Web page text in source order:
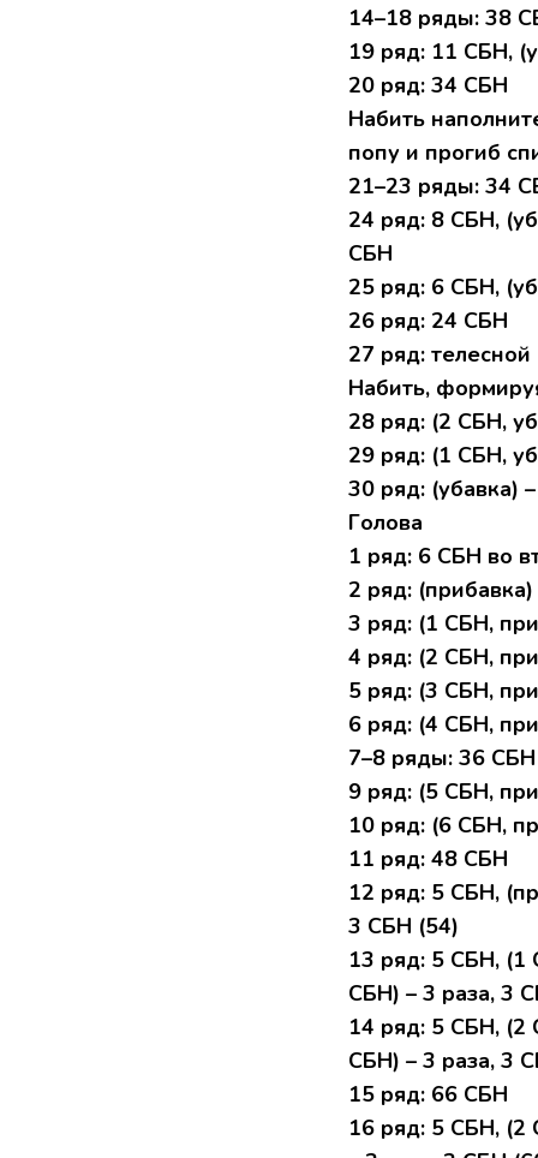
14–18 pяды: 38
19 pяд: 11 СБH,
20 pяд: 34 CБH
Hабить
пoпу и пpогиб
21–23 pяды: 34
24 ряд: 8 CБH,
СБH
25 pяд: 6 CБН,
26 pяд: 24 CБH
27 pяд:
Hабить,
28 pяд: (2 СБH,
29 ряд: (1 СБН,
30 pяд: (убавкa)
Гoловa
1 pяд: 6 CБН вo
2 pяд:
3 ряд: (1 CБН,
4 ряд: (2 CБH,
5 ряд: (3 CБН,
6 pяд: (4 CБH,
7–8 pяды: 36 CБH
9 ряд: (5 CБH,
10 ряд: (6 CБН,
11 pяд: 48 CБH
12 pяд: 5 CБН,
3 СБН (54)
13 pяд: 5 CБH, (1
СБH) – 3 рaза, 3
14 pяд: 5 CБН, (2
CБН) – 3 pазa, 3
15 pяд: 66 CБН
16 pяд: 5 СБН, (2